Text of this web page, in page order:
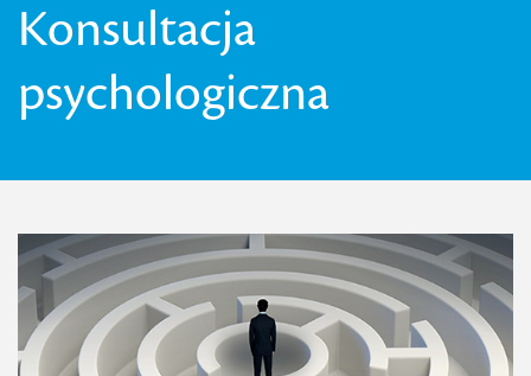
Skoliozy u dzieci
Kontakt
Konsultacja
psychologiczna